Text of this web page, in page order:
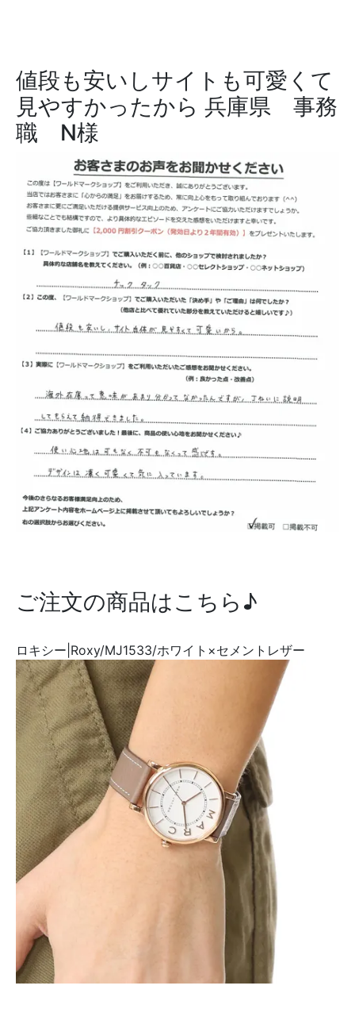
値段も安いしサイトも可愛くて
見やすかったから 兵庫県 事務
職 N様
ご注文の商品はこちら♪
ロキシー|Roxy/MJ1533/ホワイト×セメントレザー